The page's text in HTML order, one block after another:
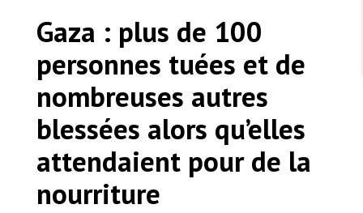
Les États négligent leur obligation de protéger les
personnes civiles et les services de santé en temps
de guerre
Urgence Ebola
Séismes au Venezuela : conséquences et intervention
de MSF
Dons des fondations
Partenariat d’entreprise
MSF l'entrepôt. Un cadeau qui en dit long.
Les Amis de MSF
Devenez bénévoles au Canada
Travailler avec MSF
Travailler à l’étranger
Travailler au Canada
Gaza : plus de 100
personnes tuées et de
nombreuses autres
blessées alors qu’elles
attendaient pour de la
nourriture